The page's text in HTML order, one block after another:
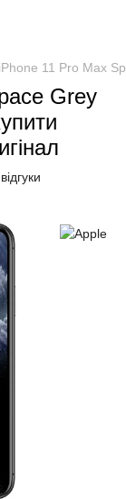
11 Pro Max
Grey